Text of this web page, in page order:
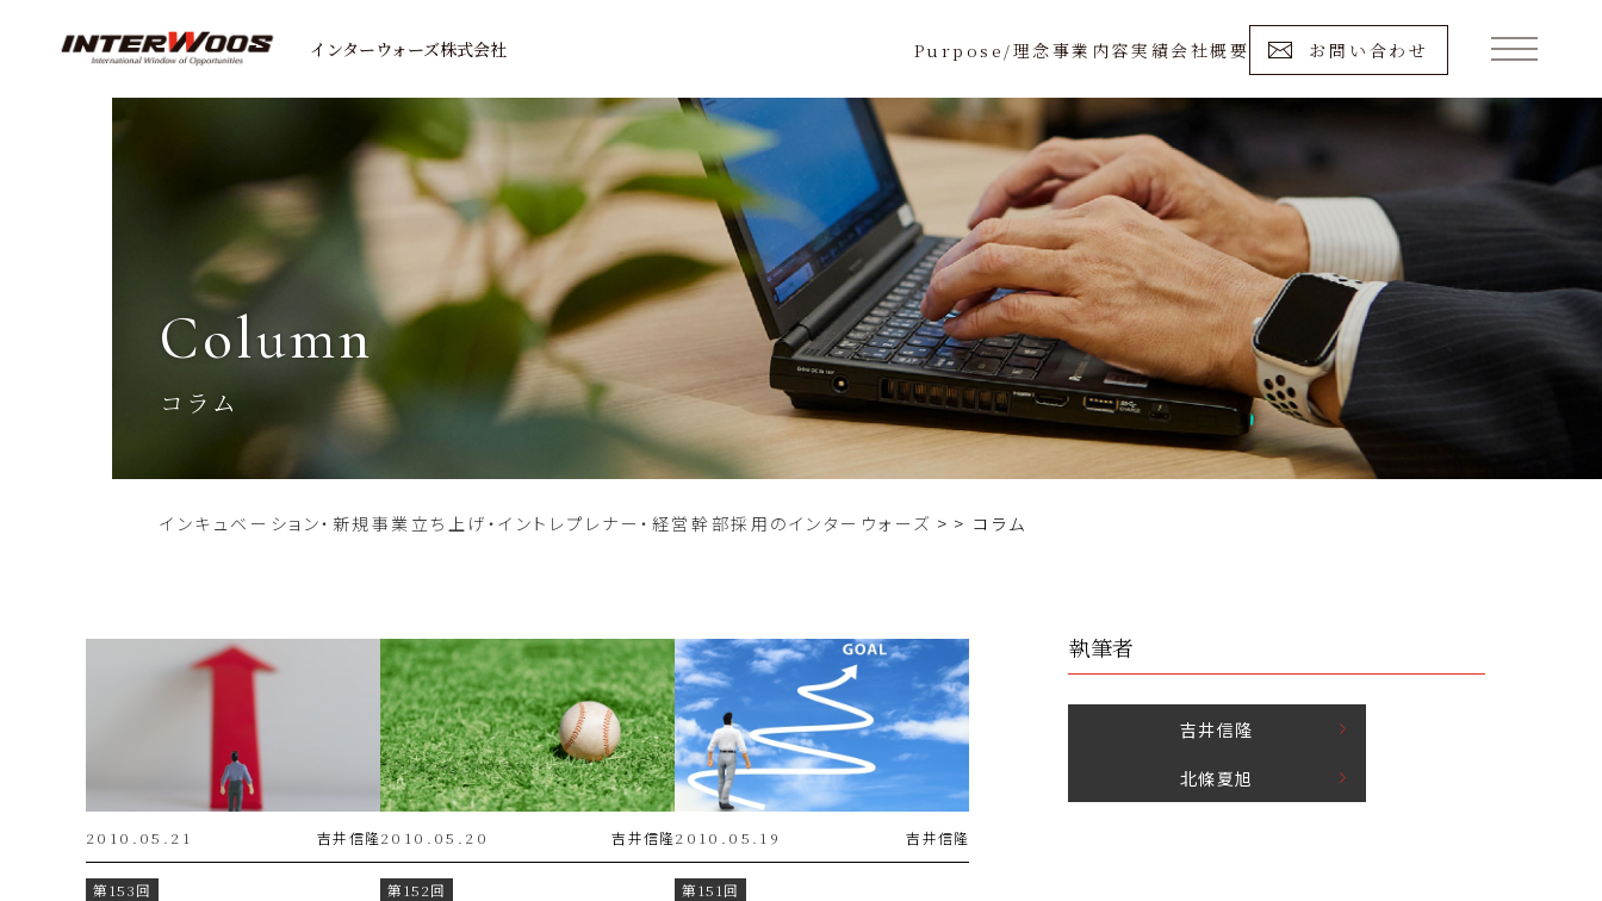
インターウォーズ株式会社 Purpose/理念事業内容実績会社概要 お問い合わせ
column
コラム
インキュベーション・新規事業立ち上げ・イントレプレナー・経営幹部採用のインターウォーズ > コラム
2010.05.21 吉井信隆
第153回
2010.05.20 吉井信隆
第152回
2010.05.19 吉井信隆
第151回
執筆者
吉井信隆
北條夏旭